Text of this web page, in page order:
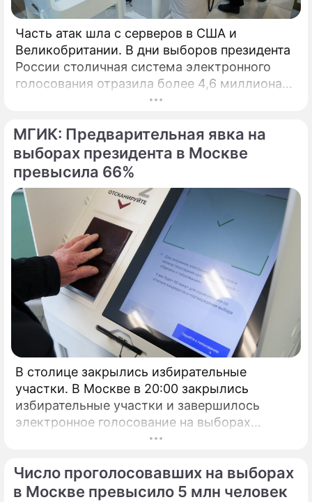
Часть атак шла с серверов в США и
Великобритании. В дни выборов президента
России столичная система электронного
голосования отразила более 4,6 миллиона
кибератак, сообщил глава Электронного
МГИК: Предварительная явка на
выборах президента в Москве
превысила 66%
В столице закрылись избирательные
участки. В Москве в 20:00 закрылись
избирательные участки и завершилось
электронное голосование на выборах
Число проголосовавших на выборах
в Москве превысило 5 млн человек